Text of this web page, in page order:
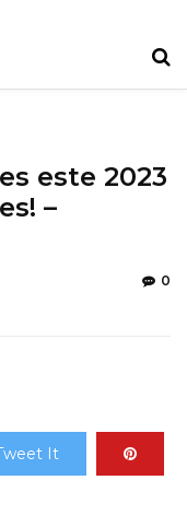
este 2023
–
0
It